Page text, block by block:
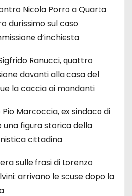
Nicola Porro a Quarta
durissimo sul caso
d’inchiesta
Ranucci, quattro
davanti alla casa del
la caccia ai mandanti
Marcoccia, ex sindaco di
figura storica della
cittadina
sulle frasi di Lorenzo
arrivano le scuse dopo la